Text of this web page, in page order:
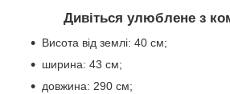
Дивіться улюблене з
Висота від землі: 40 см;
ширина: 43 см;
довжина: 290 см;